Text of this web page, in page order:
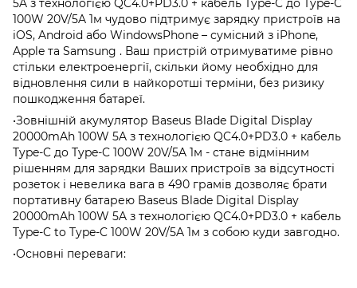
100W 20V/5A 1м чудово підтримує зарядку пристроїв на
iOS, Android або WindowsPhone – сумісний з iPhone,
Apple та Samsung . Ваш пристрій отримуватиме рівно
стільки електроенергії, скільки йому необхідно для
відновлення сили в найкоротші терміни, без ризику
пошкодження батареї.
•Зовнішній акумулятор Baseus Blade Digital Display
20000mAh 100W 5A з технологією QC4.0+PD3.0 + кабель
Type-C до Type-C 100W 20V/5A 1м - стане відмінним
рішенням для зарядки Ваших пристроїв за відсутності
розеток і невелика вага в 490 грамів дозволяє брати
портативну батарею Baseus Blade Digital Display
20000mAh 100W 5A з технологією QC4.0+PD3.0 + кабель
Type-C to Type-C 100W 20V/5A 1м з собою куди завгодно.
•Основні переваги: